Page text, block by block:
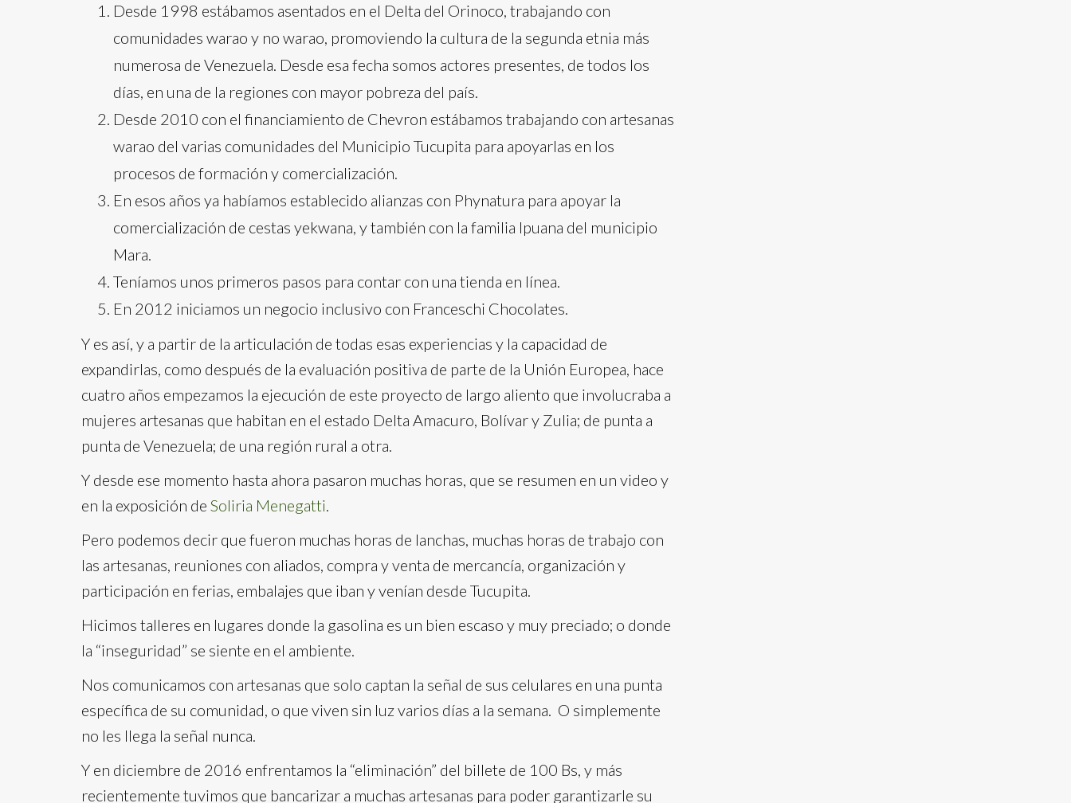
Desde 1998 estábamos asentados en el Delta del Orinoco, trabajando con
comunidades warao y no warao, promoviendo la cultura de la segunda etnia más
numerosa de Venezuela. Desde esa fecha somos actores presentes, de todos los
días, en una de la regiones con mayor pobreza del país.
Desde 2010 con el financiamiento de Chevron estábamos trabajando con artesanas
warao del varias comunidades del Municipio Tucupita para apoyarlas en los
procesos de formación y comercialización.
En esos años ya habíamos establecido alianzas con Phynatura para apoyar la
comercialización de cestas yekwana, y también con la familia Ipuana del municipio
Mara.
Teníamos unos primeros pasos para contar con una tienda en línea.
En 2012 iniciamos un negocio inclusivo con Franceschi Chocolates.
Y es así, y a partir de la articulación de todas esas experiencias y la capacidad de
expandirlas, como después de la evaluación positiva de parte de la Unión Europea, hace
cuatro años empezamos la ejecución de este proyecto de largo aliento que involucraba a
mujeres artesanas que habitan en el estado Delta Amacuro, Bolívar y Zulia; de punta a
punta de Venezuela; de una región rural a otra.
Y desde ese momento hasta ahora pasaron muchas horas, que se resumen en un video y
en la exposición de Soliria Menegatti.
Pero podemos decir que fueron muchas horas de lanchas, muchas horas de trabajo con
las artesanas, reuniones con aliados, compra y venta de mercancía, organización y
participación en ferias, embalajes que iban y venían desde Tucupita.
Hicimos talleres en lugares donde la gasolina es un bien escaso y muy preciado; o donde
la “inseguridad” se siente en el ambiente.
Nos comunicamos con artesanas que solo captan la señal de sus celulares en una punta
específica de su comunidad, o que viven sin luz varios días a la semana. O simplemente
no les llega la señal nunca.
Y en diciembre de 2016 enfrentamos la “eliminación” del billete de 100 Bs, y más
recientemente tuvimos que bancarizar a muchas artesanas para poder garantizarle su